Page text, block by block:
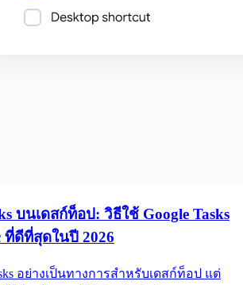
บนเดสก์ท็อป: วิธีใช้ Google Tasks
ที่ดีที่สุดในปี 2026
อย่างเป็นทางการสำหรับเดสก์ท็อป แต่